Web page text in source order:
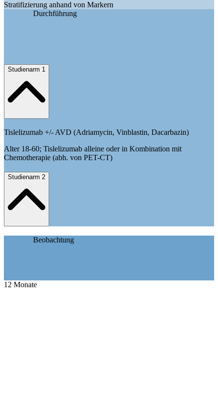
Stratifizierung anhand von Markern
Durchführung
Studienarm 1
Tislelizumab +/- AVD (Adriamycin, Vinblastin, Dacarbazin)
Alter 18-60; Tislelizumab alleine oder in Kombination mit
Chemotherapie (abh. von PET-CT)
Studienarm 2
Beobachtung
12 Monate